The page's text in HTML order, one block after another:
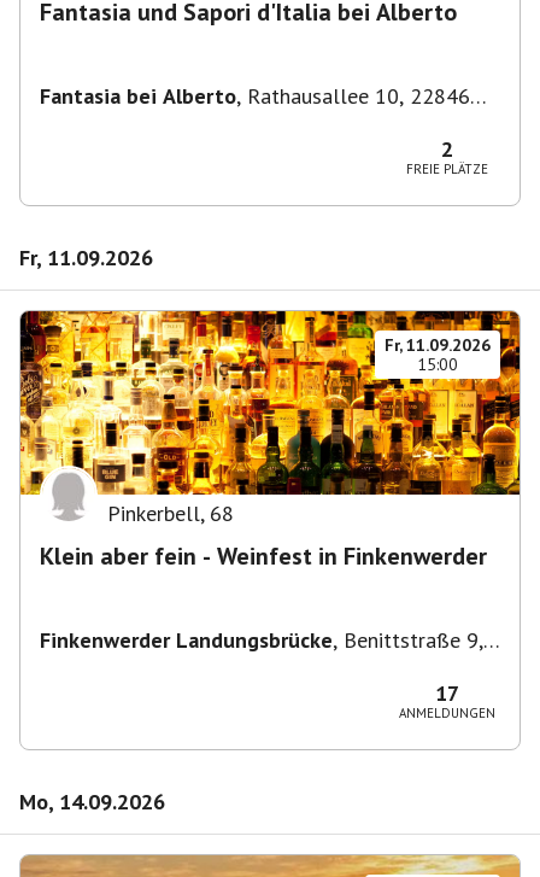
Fantasia und Sapori d'Italia bei Alberto
Fantasia bei Alberto, Rathausallee 10, 22846
2
FREIE PLÄTZE
Fr, 11.09.2026
Fr, 11.09.2026
15:00
Pinkerbell, 68
Klein aber fein - Weinfest in Finkenwerder
Finkenwerder Landungsbrücke, Benittstraße 9,
17
ANMELDUNGEN
Mo, 14.09.2026